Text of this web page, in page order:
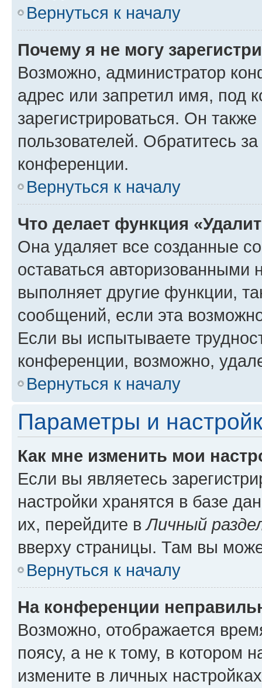
Вернуться к началу
Почему я не могу
Возможно, администратор
адрес или запретил имя, под
зарегистрироваться. Он
пользователей. Обратитесь
конференции.
Вернуться к началу
Что делает функция
Она удаляет все созданные
оставаться авторизованными
выполняет другие функции,
сообщений, если эта
Если вы испытываете
конференции, возможно,
Вернуться к началу
Параметры и
Как мне изменить мои
Если вы являетесь
настройки хранятся в базе
их, перейдите вЛичный
вверху страницы. Там вы
Вернуться к началу
На конференции
Возможно, отображается
поясу, а не к тому, в котором
измените в личных